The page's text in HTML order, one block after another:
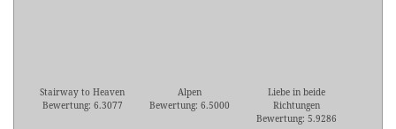
Stairway to Heaven
Bewertung: 6.3077
Alpen
Bewertung: 6.5000
Liebe in beide
Richtungen
Bewertung: 5.9286